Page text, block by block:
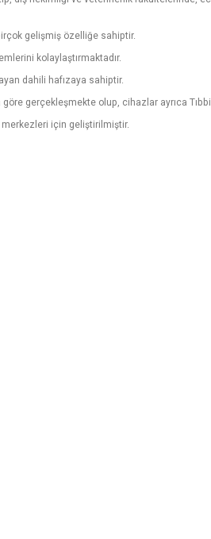
gelişmiş özelliğe sahiptir.
kolaylaştırmaktadır.
dahili hafızaya sahiptir.
gerçekleşmekte olup, cihazlar ayrıca
merkezleri için geliştirilmiştir.